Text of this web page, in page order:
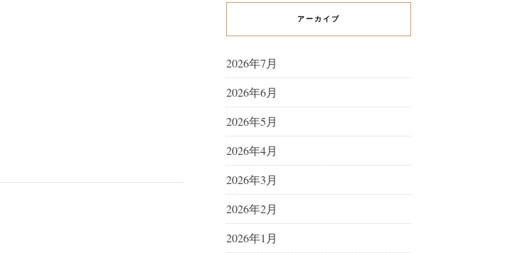
アーカイブ
2026年7月
2026年6月
2026年5月
2026年4月
2026年3月
2026年2月
2026年1月